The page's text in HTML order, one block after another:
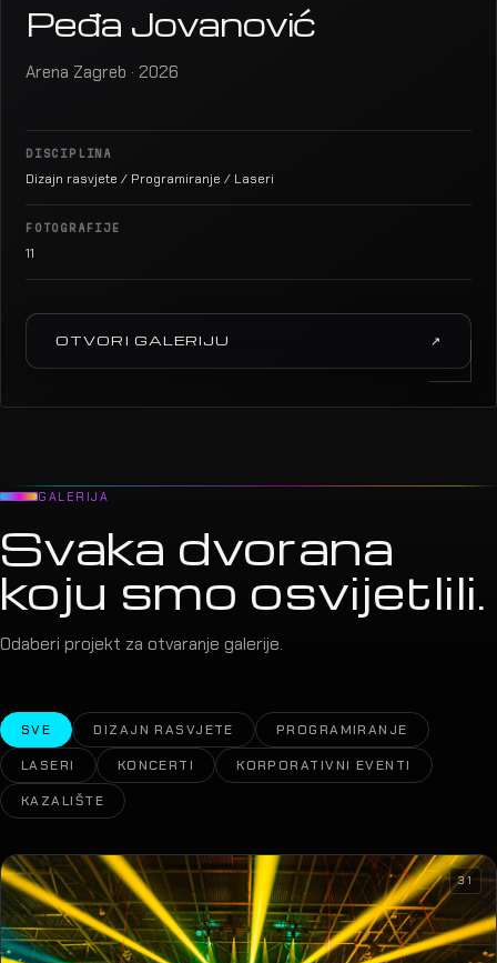
Peđa Jovanović
Arena Zagreb · 2026
DISCIPLINA
Dizajn rasvjete / Programiranje / Laseri
FOTOGRAFIJE
11
OTVORI GALERIJU ↗
GALERIJA
Svaka dvorana
koju smo osvijetlili.
Odaberi projekt za otvaranje galerije.
SVE DIZAJN RASVJETE
PROGRAMIRANJE
LASERI
KONCERTI
KORPORATIVNI EVENTI
KAZALIŠTE
31